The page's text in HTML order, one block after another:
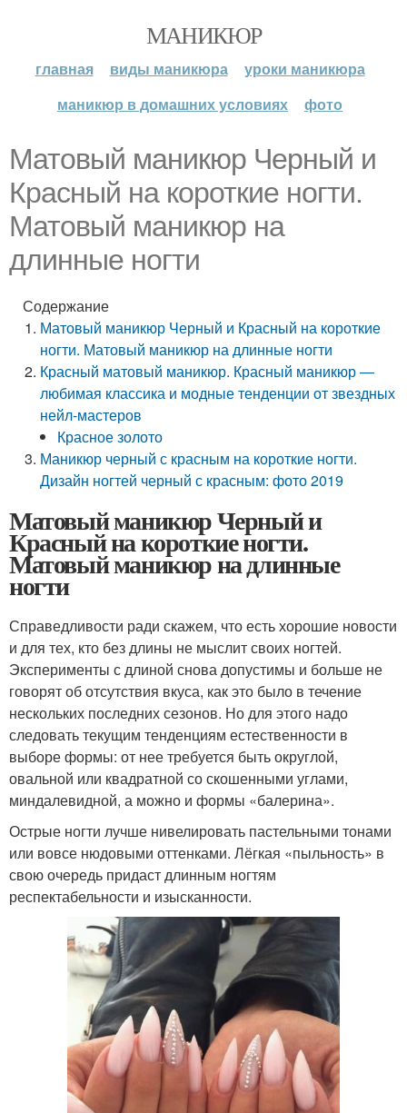
МАНИКЮР
главная виды маникюра
уроки маникюра
маникюр в домашних условиях
фото
Матовый маникюр Черный и
Красный на короткие ногти.
Матовый маникюр на
длинные ногти
Содержание
Матовый маникюр Черный и Красный на короткие
ногти. Матовый маникюр на длинные ногти
Красный матовый маникюр. Красный маникюр —
любимая классика и модные тенденции от звездных
нейл-мастеров
Красное золото
Маникюр черный с красным на короткие ногти.
Дизайн ногтей черный с красным: фото 2019
Матовый маникюр Черный и
Красный на короткие ногти.
Матовый маникюр на длинные
ногти
Справедливости ради скажем, что есть хорошие новости
и для тех, кто без длины не мыслит своих ногтей.
Эксперименты с длиной снова допустимы и больше не
говорят об отсутствия вкуса, как это было в течение
нескольких последних сезонов. Но для этого надо
следовать текущим тенденциям естественности в
выборе формы: от нее требуется быть округлой,
овальной или квадратной со скошенными углами,
миндалевидной, а можно и формы «балерина».
Острые ногти лучше нивелировать пастельными тонами
или вовсе нюдовыми оттенками. Лёгкая «пыльность» в
свою очередь придаст длинным ногтям
респектабельности и изысканности.